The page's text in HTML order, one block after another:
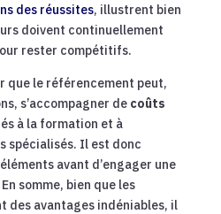
des réussites, illustrent bien
doivent continuellement
rester compétitifs.
que le référencement peut,
s’accompagner de coûts
à la formation et à
spécialisés. Il est donc
avant d’engager une
somme, bien que les
des avantages indéniables, il